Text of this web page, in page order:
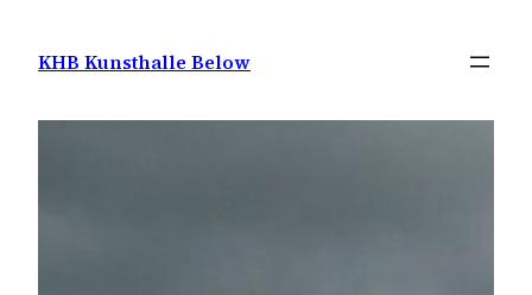
springen
KHB Kunsthalle Below